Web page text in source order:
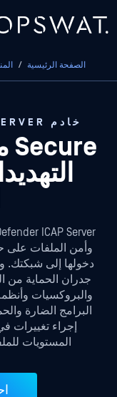
الصفحة الرئيسية /
خادم METADEFENDER ICAP SERVER™
Secure محيط Secure
وأمن الملفات على
البرامج الضارة
إجراء تغييرات
المستويات